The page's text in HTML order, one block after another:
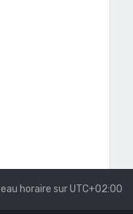
horaire surUTC+02:00